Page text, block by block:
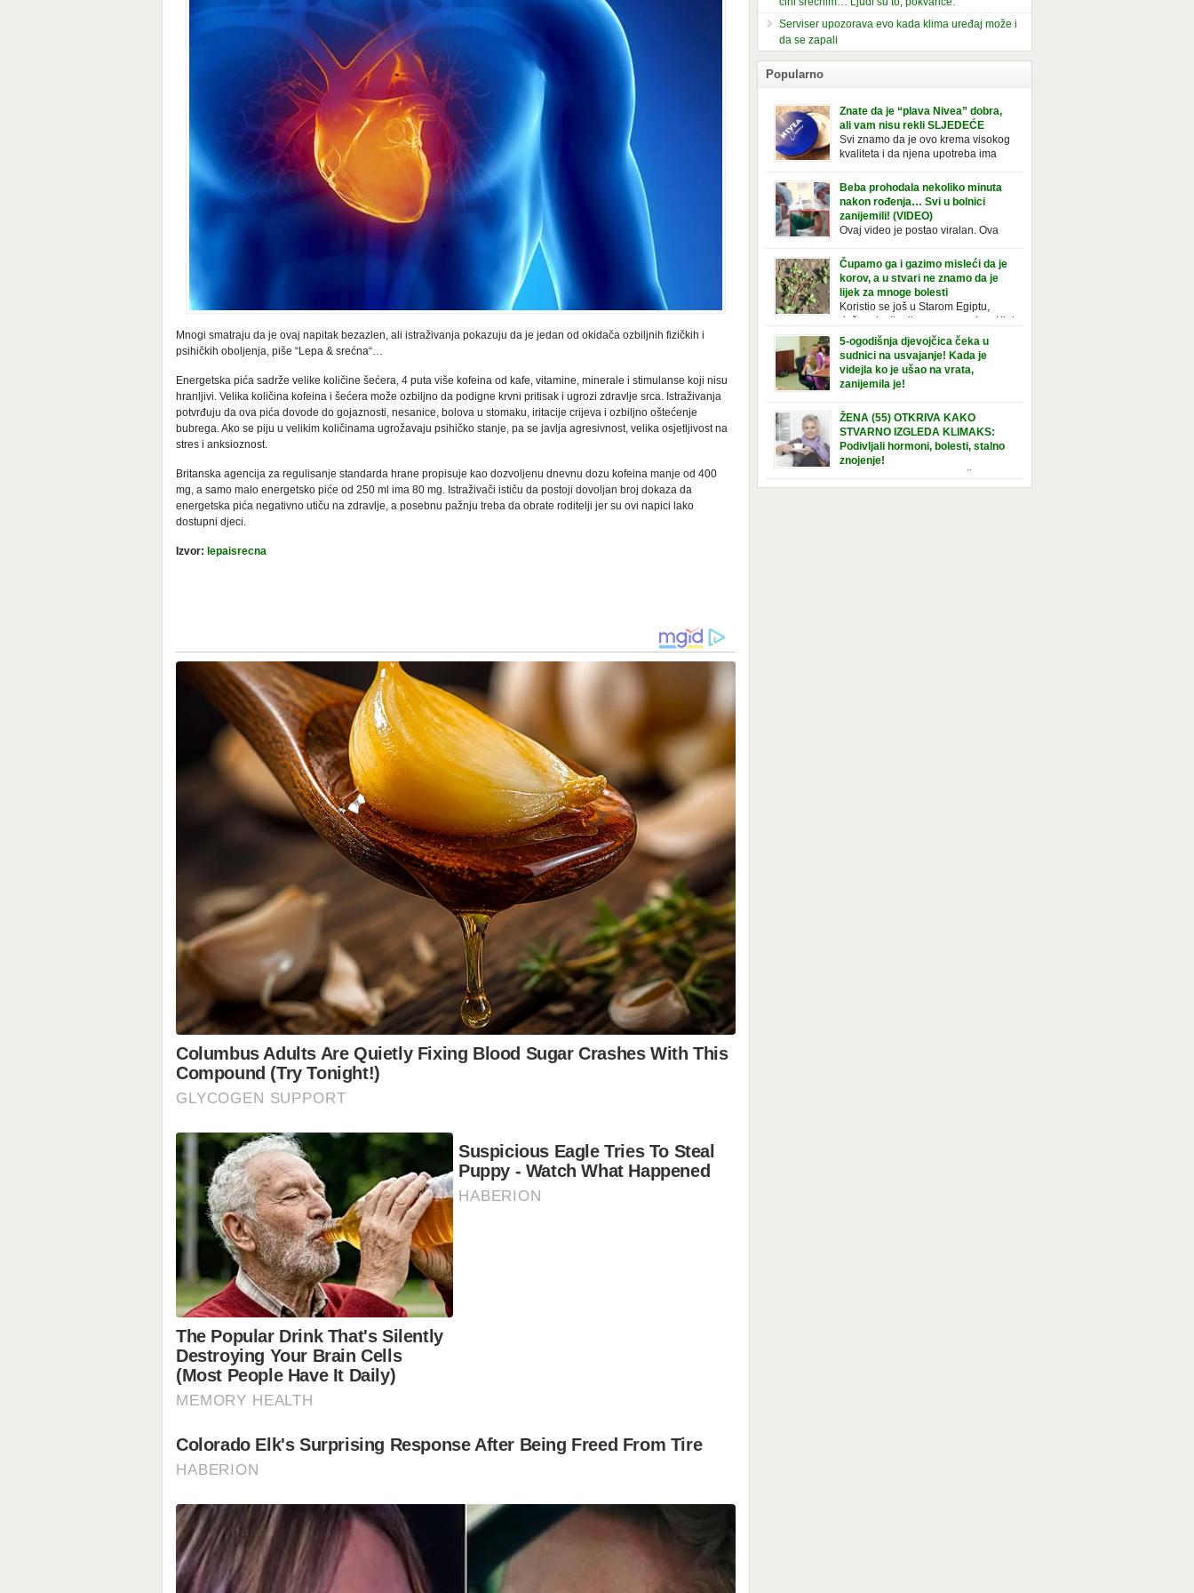
Mnogi smatraju da je ovaj napitak bezazlen, ali istraživanja pokazuju da je jedan od okidača ozbiljnih fizičkih i
psihičkih oboljenja, piše “Lepa & srećna“…
Energetska pića sadrže velike količine šećera, 4 puta više kofeina od kafe, vitamine, minerale i stimulanse koji nisu
hranljivi. Velika količina kofeina i šećera može ozbiljno da podigne krvni pritisak i ugrozi zdravlje srca. Istraživanja
potvrđuju da ova pića dovode do gojaznosti, nesanice, bolova u stomaku, iritacije crijeva i ozbiljno oštećenje
bubrega. Ako se piju u velikim količinama ugrožavaju psihičko stanje, pa se javlja agresivnost, velika osjetljivost na
stres i anksioznost.
Britanska agencija za regulisanje standarda hrane propisuje kao dozvoljenu dnevnu dozu kofeina manje od 400
mg, a samo malo energetsko piće od 250 ml ima 80 mg. Istraživači ističu da postoji dovoljan broj dokaza da
energetska pića negativno utiču na zdravlje, a posebnu pažnju treba da obrate roditelji jer su ovi napici lako
dostupni djeci.
Izvor: lepaisrecna
Serviser upozorava evo kada klima uređaj može i
da se zapali
Popularno
Znate da je “plava Nivea” dobra,
ali vam nisu rekli SLJEDEĆE
Svi znamo da je ovo krema visokog
kvaliteta i da njena upotreba ima
sljedeće o njoj. Nivea krema u klasičnoj, plavoj
kutiji, prepoznatljivog mirisa i jednostavne
formule, jeste nezamenljiv inventar u kupatilima i
muškaraca i žena. Mnogi ljudi se ne odvajaju od
nje, pa je čak nose sa […]
Beba prohodala nekoliko minuta
nakon rođenja… Svi u bolnici
zanijemili! (VIDEO)
Ovaj video je postao viralan. Ova
korake. To je mnoge nasmijalo. Ovaj video je baš
neobičan. Ne viđamo baš često ovakve korake
kod novorođenih beba. Video je snimila babica,
pregledalo ga je preko 80 miliona ljudi. Ove
babice su ostale u čudu nakon što su vidjeli kako
Čupamo ga i gazimo misleći da je
korov, a u stvari ne znamo da je
lijek za mnoge bolesti
Koristio se još u Starom Egiptu,
duže od milenijuma se uzgaja u Kini
i Indiji, Francuzi od njega prave različita
tradicionalna jela i čorbe… Jedino mi gazimo po
njemu, čupamo ga i bacamo kao korov! Tušt je
jednogodišnji, ali vrlo uporan “korov” koji, ka­da
nam se jednom nastani u bašti ili dvorištu, teško
5-ogodišnja djevojčica čeka u
sudnici na usvajanje! Kada je
videjla ko je ušao na vrata,
zanijemila je!
zbrinuta u hraniteljskoj porodici. Sada, u svojoj 5.
godini, dočekala je momenat usvajanja, kada će
dobiti novu, stalnu porodicu. Ovaj dan je bio
veoma poseban za djevojčicu i njenu novu
porodicu, ali je uskoro postao još čarobniji,
ŽENA (55) OTKRIVA KAKO
STVARNO IZGLEDA KLIMAKS:
Podivljali hormoni, bolesti, stalno
znojenje!
“Bila sam slomljena, naslušala sam
se o tome da ću uskoro izgledati kao da imam